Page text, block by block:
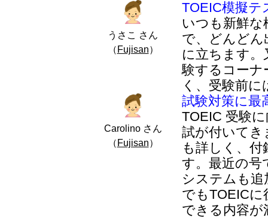
うさこ さん
（ Fujisan）
TOEIC模擬テ
いつも新鮮な
で、どんどん
に立ちます。
験するコーナ
く、受験前
Carolino さん
（ Fujisan）
試験対策に最
TOEIC 受験
試が付いてき
も詳しく、
す。最近の号
システムも
でもTOEIC
できる内容が